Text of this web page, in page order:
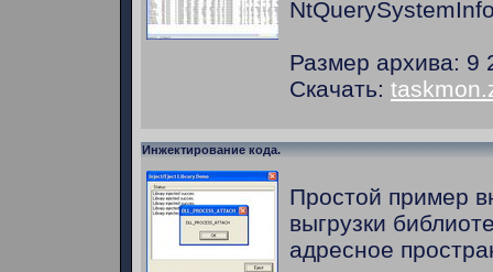
Размер архива: 9
Скачать:
Инжектирование кода.
Простой пример
выгрузки
адресное